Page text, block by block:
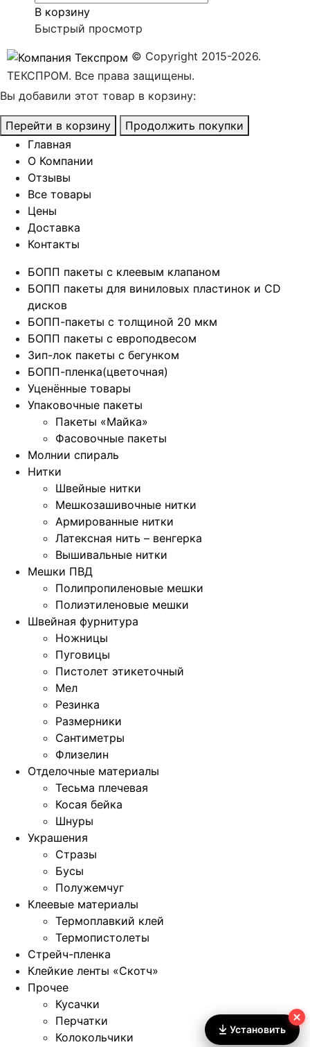
В корзину
Быстрый просмотр
© Copyright 2015-2026.
ТЕКСПРОМ. Все права защищены.
Вы добавили этот товар в корзину:
Перейти в корзину
Продолжить покупки
Главная
О Компании
Отзывы
Все товары
Цены
Доставка
Контакты
БОПП пакеты с клеевым клапаном
БОПП пакеты для виниловых пластинок и CD
дисков
БОПП-пакеты с толщиной 20 мкм
БОПП пакеты с европодвесом
Зип-лок пакеты с бегунком
БОПП-пленка(цветочная)
Уценённые товары
Упаковочные пакеты
Пакеты «Майка»
Фасовочные пакеты
Молнии спираль
Нитки
Швейные нитки
Мешкозашивочные нитки
Армированные нитки
Латексная нить – венгерка
Вышивальные нитки
Мешки ПВД
Полипропиленовые мешки
Полиэтиленовые мешки
Швейная фурнитура
Ножницы
Пуговицы
Пистолет этикеточный
Мел
Резинка
Размерники
Сантиметры
Флизелин
Отделочные материалы
Тесьма плечевая
Косая бейка
Шнуры
Украшения
Стразы
Бусы
Полужемчуг
Клеевые материалы
Термоплавкий клей
Термопистолеты
Стрейч-пленка
Клейкие ленты «Скотч»
Прочее
Кусачки
Перчатки
Колокольчики
Установить